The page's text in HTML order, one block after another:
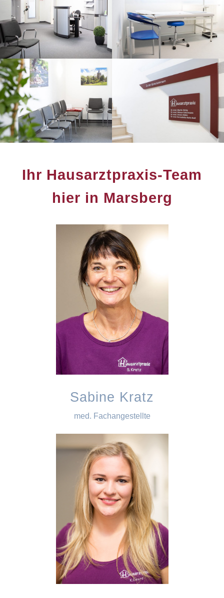
Ihr Hausarztpraxis-Team
hier in Marsberg
Sabine Kratz
med. Fachangestellte